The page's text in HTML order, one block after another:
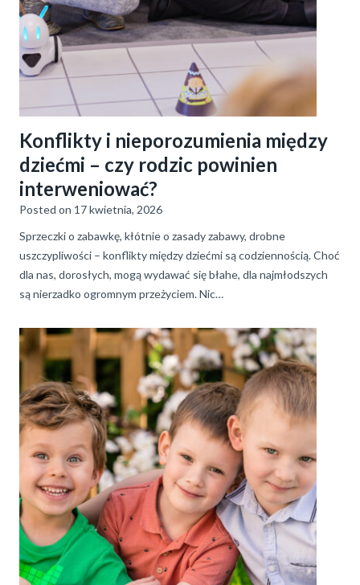
Konflikty i nieporozumienia między
dziećmi – czy rodzic powinien
interweniować?
Posted on 17 kwietnia, 2026
Sprzeczki o zabawkę, kłótnie o zasady zabawy, drobne
uszczypliwości – konflikty między dziećmi są codziennością. Choć
dla nas, dorosłych, mogą wydawać się błahe, dla najmłodszych
są nierzadko ogromnym przeżyciem. Nic…